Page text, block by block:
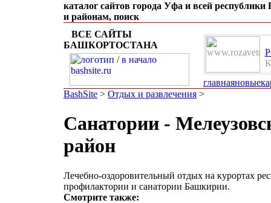
каталог сайтов города Уфа и всей
и районам, поиск
ВСЕ САЙТЫ
БАШКОРТОСТАНА
главнаяновые
BashSite > Отдых и развлечения >
Санатории -
район
Лечебно-оздоровительный отдых на курортах
профилактории и санатории Башкирии.
Смотрите также: